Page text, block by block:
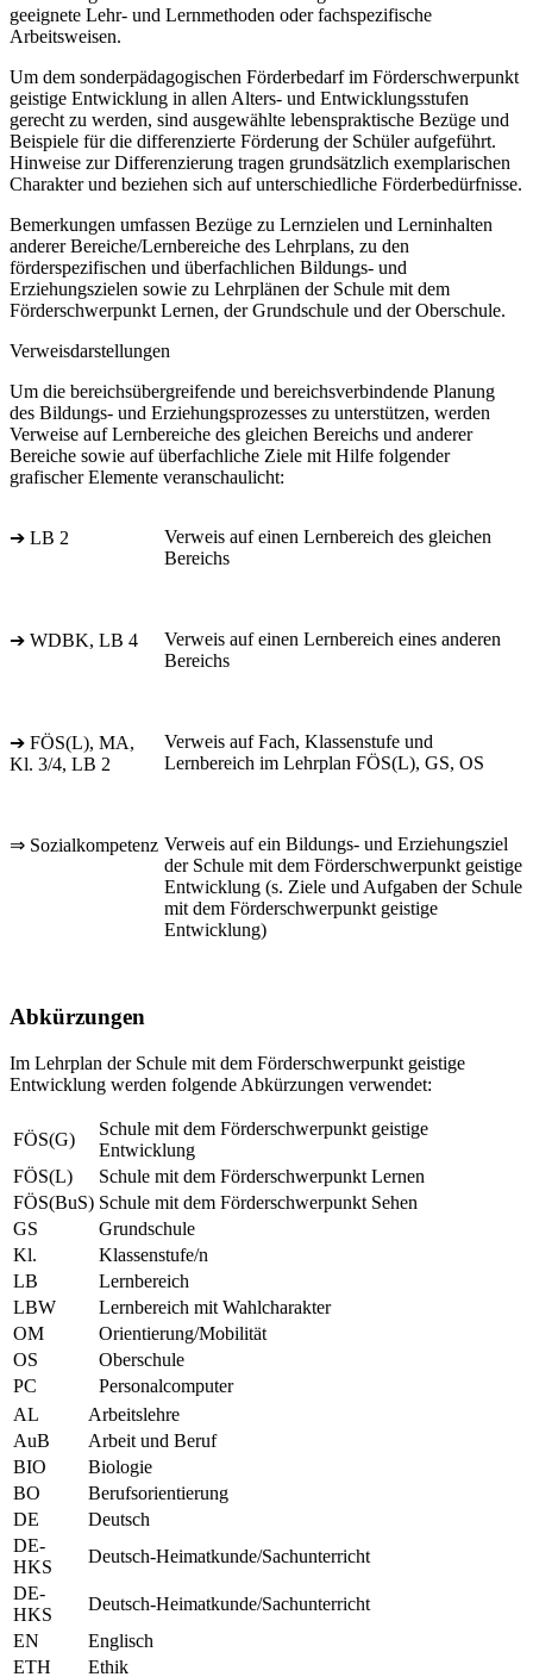
geeignete Lehr- und Lernmethoden oder fachspezifische
Arbeitsweisen.
Um dem sonderpädagogischen Förderbedarf im Förderschwerpunkt
geistige Entwicklung in allen Alters- und Entwicklungsstufen
gerecht zu werden, sind ausgewählte lebenspraktische Bezüge und
Beispiele für die differenzierte Förderung der Schüler aufgeführt.
Hinweise zur Differenzierung tragen grundsätzlich exemplarischen
Charakter und beziehen sich auf unterschiedliche Förderbedürfnisse.
Bemerkungen umfassen Bezüge zu Lernzielen und Lerninhalten
anderer Bereiche/Lernbereiche des Lehrplans, zu den
förderspezifischen und überfachlichen Bildungs- und
Erziehungszielen sowie zu Lehrplänen der Schule mit dem
Förderschwerpunkt Lernen, der Grundschule und der Oberschule.
Verweisdarstellungen
Um die bereichsübergreifende und bereichsverbindende Planung
des Bildungs- und Erziehungsprozesses zu unterstützen, werden
Verweise auf Lernbereiche des gleichen Bereichs und anderer
Bereiche sowie auf überfachliche Ziele mit Hilfe folgender
grafischer Elemente veranschaulicht:
➔ LB 2
Verweis auf einen Lernbereich des gleichen
Bereichs
➔ WDBK, LB 4
Verweis auf einen Lernbereich eines anderen
Bereichs
➔ FÖS(L), MA,
Kl. 3/4, LB 2
Verweis auf Fach, Klassenstufe und
Lernbereich im Lehrplan FÖS(L), GS, OS
⇒ Sozialkompetenz Verweis auf ein Bildungs- und Erziehungsziel
der Schule mit dem Förderschwerpunkt geistige
Entwicklung (s. Ziele und Aufgaben der Schule
mit dem Förderschwerpunkt geistige
Entwicklung)
Abkürzungen
Im Lehrplan der Schule mit dem Förderschwerpunkt geistige
Entwicklung werden folgende Abkürzungen verwendet:
FÖS(G)
Schule mit dem Förderschwerpunkt geistige
Entwicklung
FÖS(L)
Schule mit dem Förderschwerpunkt Lernen
FÖS(BuS) Schule mit dem Förderschwerpunkt Sehen
GS
Grundschule
Kl.
Klassenstufe/n
LB
Lernbereich
LBW
Lernbereich mit Wahlcharakter
OM
Orientierung/Mobilität
OS
Oberschule
PC
Personalcomputer
AL
Arbeitslehre
AuB
Arbeit und Beruf
BIO
Biologie
BO
Berufsorientierung
DE
Deutsch
DE-
HKS
Deutsch-Heimatkunde/Sachunterricht
DE-
HKS
Deutsch-Heimatkunde/Sachunterricht
EN
Englisch
ETH
Ethik